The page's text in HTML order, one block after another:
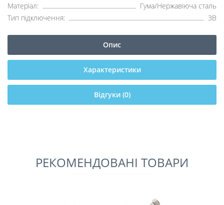
Матеріал:
Гума/Нержавіюча сталь
Тип підключення:
ЗВ
Опис
Характеристики
Відгуки (0)
РЕКОМЕНДОВАНІ ТОВАРИ